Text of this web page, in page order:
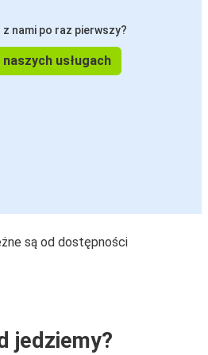
nami po raz pierwszy?
usługach
są od dostępności
jedziemy?